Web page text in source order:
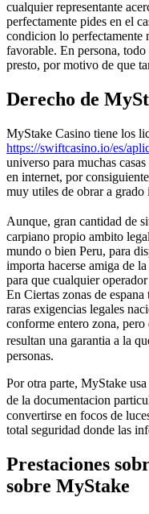
cualquier representante
perfectamente pides en el
condicion lo perfectamente
favorable. En persona,
presto, por motivo de que
Derecho de
MyStake Casino tiene los
https://swiftcasino.io/es/
universo para muchas
en internet, por
muy utiles de obrar a grado
Aunque, gran cantidad de
carpiano propio ambito
mundo o bien Peru, para
importa hacerse amiga de
para que cualquier
En Ciertas zonas de
raras exigencias legales
conforme entero zona,
resultan una garantia a la
personas.
Por otra parte, MyStake
de la documentacion
convertirse en focos de
total seguridad donde las
Prestaciones
sobre MyStake